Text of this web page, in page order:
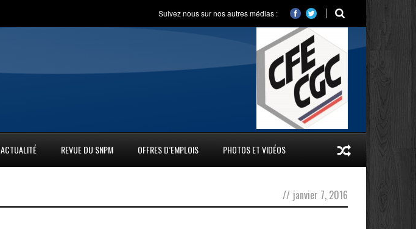
Suivez nous sur nos autres médias :
ACTUALITÉ REVUE DU SNPM OFFRES D’EMPLOIS PHOTOS ET VIDÉOS
// janvier 7, 2016